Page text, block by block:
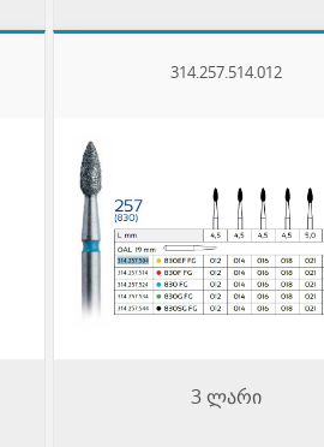
314.257.514.012
3 ლარი